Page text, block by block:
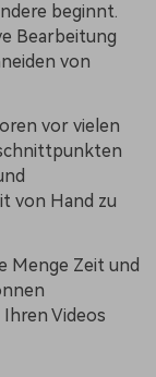
beginnt.
Bearbeitung
von
vor vielen
von Hand zu
Menge Zeit und
Videos